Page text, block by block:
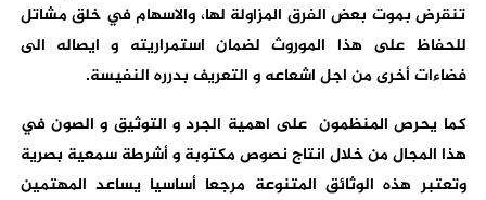
تنقرض بموت بعض الفرق المزاولة لها، والاسهام في خلق مشاتل
للحفاظ على هذا الموروث لضمان استمراريته و ايصاله الى
فضاءات أخرى من اجل اشعاعه و التعريف بدرره النفيسة.
كما يحرص المنظمون على اهمية الجرد و التوثيق و الصون في
هذا المجال من خلال انتاج نصوص مكتوبة و أشرطة سمعية بصرية
وتعتبر هذه الوثائق المتنوعة مرجعا أساسيا يساعد المهتمين